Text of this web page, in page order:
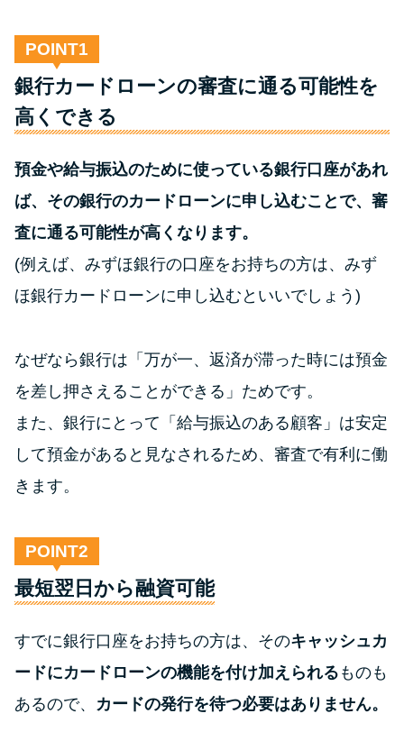
合わせ先とシーン別の問い合わ
POINT
銀行カードローンの審査に通る可能性を
高くできる
預金や給与振込のために使っている銀行口座があれ
ば、その銀行のカードローンに申し込むことで、審
査に通る可能性が高くなります。
(例えば、みずほ銀行の口座をお持ちの方は、みず
ほ銀行カードローンに申し込むといいでしょう)
なぜなら銀行は「万が一、返済が滞った時には預金
を差し押さえることができる」ためです。
また、銀行にとって「給与振込のある顧客」は安定
して預金があると見なされるため、審査で有利に働
きます。
POINT
最短翌日から融資可能
すでに銀行口座をお持ちの方は、そのキャッシュカ
ードにカードローンの機能を付け加えられる ものも
あるので、 カードの発行を待つ必要はありません。